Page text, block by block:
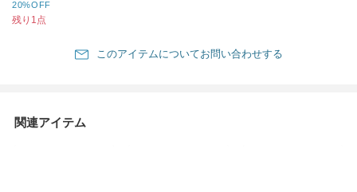
20%OFF
残り1点
このアイテムについてお問い合わせする
関連アイテム